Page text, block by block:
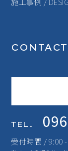
CONTACT
TEL.
受付時間 / 9:00